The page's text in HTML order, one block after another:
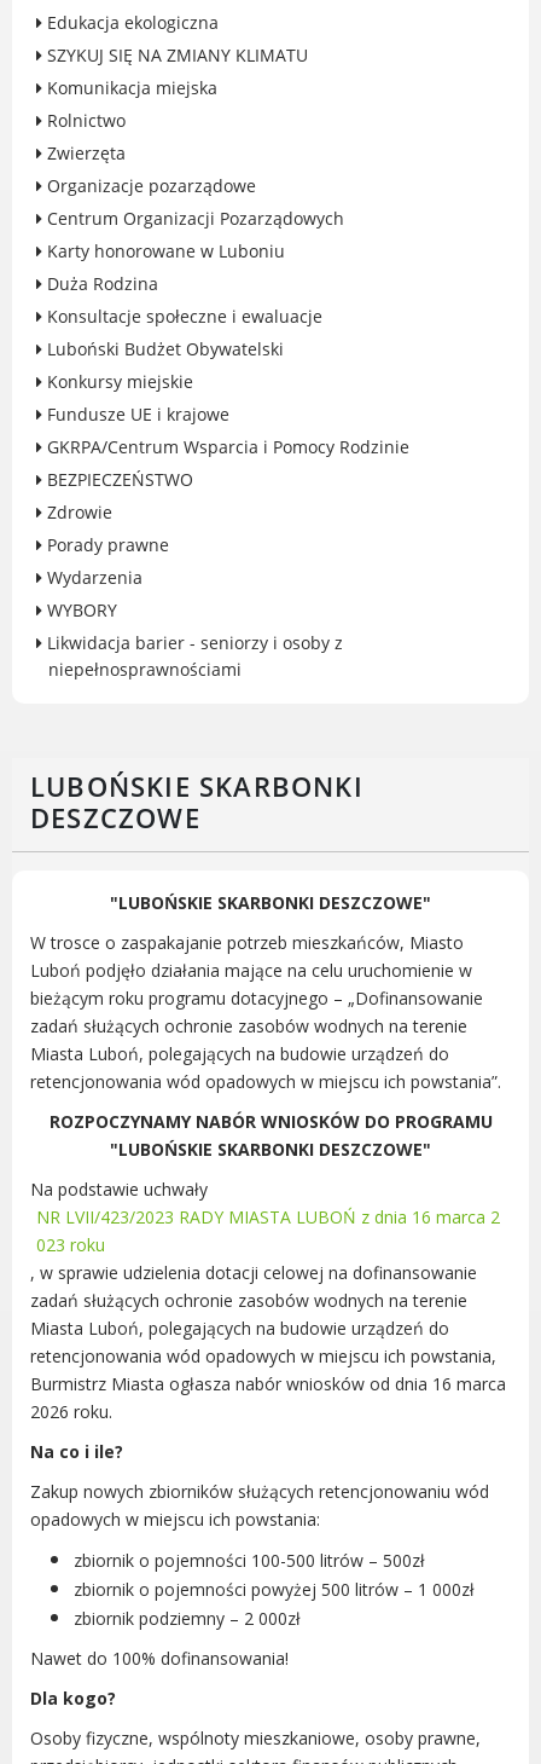
Władze Miasta
O mieście
Luboński Szlak Architektury
Przemysłowej
Kultura
Komenda Straży Miejskiej Miasta
Luboń
Komisariat Policji w Luboniu
LOSiR
Serwisy mapowe
Informator Miasta Luboń
Ogłoszenia o pracę
Plaża Miejska przy ul. Rzecznej w
Luboniu
RADA MIASTA LUBOŃ
Portal Mieszkańca. Aktualne informacje
Komisje Rady Miasta Luboń
Terminarz spotkań komisji
Uchwały Rady Miasta Luboń
Młodzieżowa Rada Miasta Luboń
POZOSTAŁE
Niepełnosprawnych
Zakład Ubezpieczeń Społecznych
Poznańska Lokalna Organizacja
Turystyczna
Instytut Rozwoju Wsi i Rolnictwa
Polskiej Akademii Nauk
Instytut Skrzynki
Wielkopolski Park Narodowy
Szreniawie
PTTK
Urząd Skarbowy
Państwowe Gospodarstwo Wodne
Wody Polskie
KONTAKT
LUBOŃSKIE SKARBONKI
DESZCZOWE
"LUBOŃSKIE SKARBONKI DESZCZOWE"
W trosce o zaspakajanie potrzeb mieszkańców, Miasto
Luboń podjęło działania mające na celu uruchomienie w
bieżącym roku programu dotacyjnego – „Dofinansowanie
zadań służących ochronie zasobów wodnych na terenie
Miasta Luboń, polegających na budowie urządzeń do
retencjonowania wód opadowych w miejscu ich powstania”.
ROZPOCZYNAMY NABÓR WNIOSKÓW DO PROGRAMU
"LUBOŃSKIE SKARBONKI DESZCZOWE"
Na podstawie uchwały
NR LVII/423/2023 RADY MIASTA LUBOŃ z dnia 16 marca 2
023 roku
, w sprawie udzielenia dotacji celowej na dofinansowanie
zadań służących ochronie zasobów wodnych na terenie
Miasta Luboń, polegających na budowie urządzeń do
retencjonowania wód opadowych w miejscu ich powstania,
Burmistrz Miasta ogłasza nabór wniosków od dnia 16 marca
2026 roku.
Na co i ile?
Zakup nowych zbiorników służących retencjonowaniu wód
opadowych w miejscu ich powstania:
zbiornik o pojemności 100-500 litrów – 500zł
zbiornik o pojemności powyżej 500 litrów – 1 000zł
zbiornik podziemny – 2 000zł
Nawet do 100% dofinansowania!
Dla kogo?
Osoby fizyczne, wspólnoty mieszkaniowe, osoby prawne,
Edukacja ekologiczna
SZYKUJ SIĘ NA ZMIANY KLIMATU
Komunikacja miejska
Rolnictwo
Zwierzęta
Organizacje pozarządowe
Centrum Organizacji Pozarządowych
Karty honorowane w Luboniu
Duża Rodzina
Konsultacje społeczne i ewaluacje
Luboński Budżet Obywatelski
Konkursy miejskie
Fundusze UE i krajowe
GKRPA/Centrum Wsparcia i Pomocy Rodzinie
BEZPIECZEŃSTWO
Zdrowie
Porady prawne
Wydarzenia
WYBORY
Likwidacja barier - seniorzy i osoby z
niepełnosprawnościami